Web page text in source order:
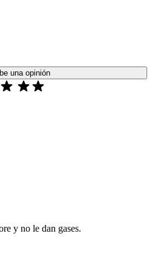
una opinión
y no le dan gases.